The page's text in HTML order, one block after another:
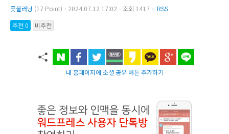
풋볼러닝 (17 Point)ㆍ2024.07.12 17:02ㆍ조회 1417ㆍ RSS
추천 0
비추천
내 홈페이지에 소셜 공유 버튼 추가하기